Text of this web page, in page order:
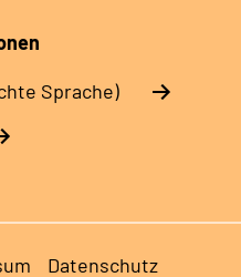
Sprache)
Datenschutz